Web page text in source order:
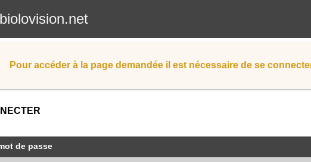
Pour accéder à la page demandée il est nécessaire de se
de passe